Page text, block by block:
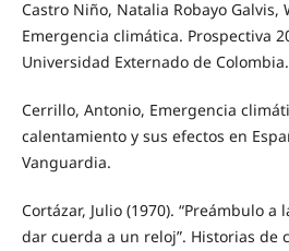
Castro Niño, Natalia Robayo Galvis,
Emergencia climática. Prospectiva
Universidad Externado de Colombia.
Cerrillo, Antonio, Emergencia
calentamiento y sus efectos en
Vanguardia.
Cortázar, Julio (1970). “Preámbulo
dar cuerda a un reloj”. Historias de